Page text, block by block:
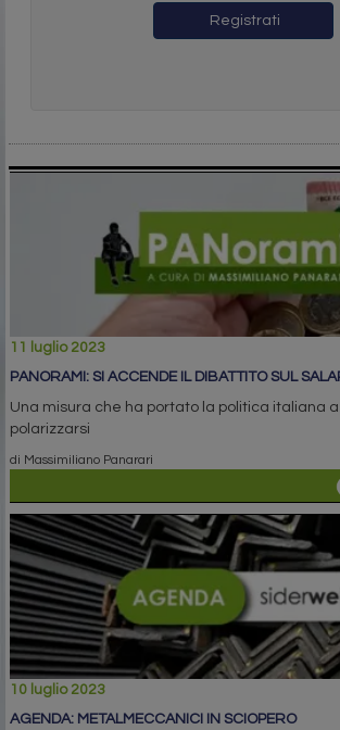
Registrati
11 luglio 2023
PANORAMI: SI ACCENDE IL DIBATTITO SUL
Una misura che ha portato la politica italiana
polarizzarsi
di Massimiliano Panarari
10 luglio 2023
AGENDA: METALMECCANICI IN SCIOPERO